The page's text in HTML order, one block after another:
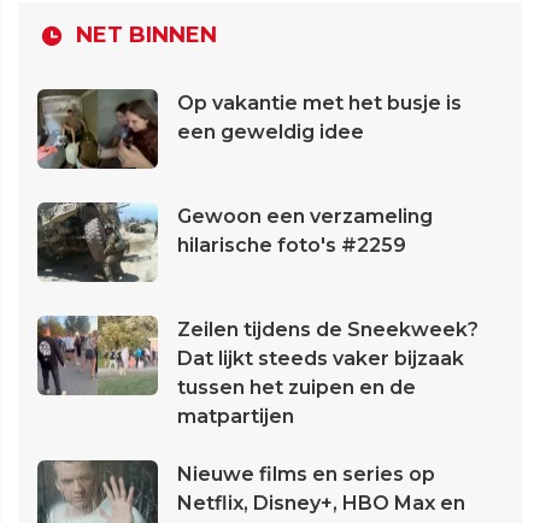
NET BINNEN
Op vakantie met het busje is
een geweldig idee
Gewoon een verzameling
hilarische foto's #2259
Zeilen tijdens de Sneekweek?
Dat lijkt steeds vaker bijzaak
tussen het zuipen en de
matpartijen
Nieuwe films en series op
Netflix, Disney+, HBO Max en